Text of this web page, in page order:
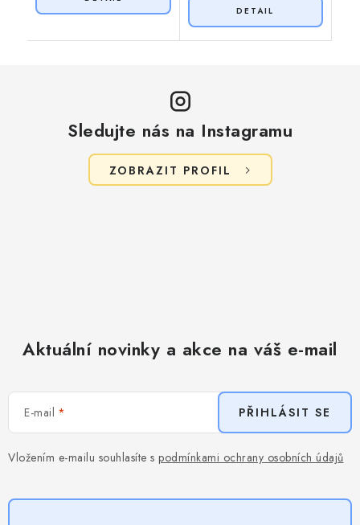
Sledujte nás na Instagramu
ZOBRAZIT PROFIL
Aktuální novinky a akce na váš e-mail
E-mail
Vložením e-mailu souhlasíte s podmínkami ochrany osobních údajů
PŘIHLÁSIT SE